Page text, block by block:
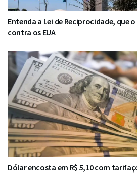
Entenda a Lei de Reciprocidade, que
contra os EUA
Dólar encosta em R$ 5,10 com